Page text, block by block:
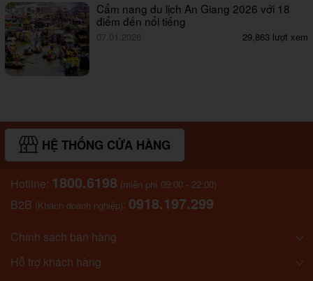
Cẩm nang du lịch An Giang 2026 với 18
điểm đến nổi tiếng
07.01.2026 29,863 lượt xem
HỆ THỐNG CỬA HÀNG
Hotline: 1800.6198 (miễn phí 09:00 - 22:00)
B2B (Khách doanh nghiệp): 0918.197.299
Chính sách bán hàng
Hỗ trợ khách hàng